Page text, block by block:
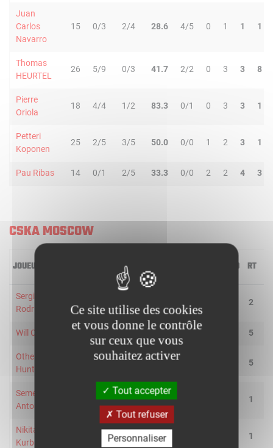
Juan
Carlos
Navarro
15 0/3 2/4 28.6 4/5 0 1 1 1
Thomas
HEURTEL
26 5/9 0/3 41.7 2/2 0 3 3 8
Pierre
Oriola
18 4/4 1/2 83.3 0/1 0 3 3 1
Petteri
Koponen
25 2/5 3/5 50.0 0/0 1 2 3 1
Pau Ribas 14 0/1 2/5 33.3 0/0 2 2 4 3
CSKA MOSCOW
JOUEUR 3R/3T RD RT
Sergio
Rodriguez
2
Will Clyburn 19 1/4 0/1 20.0 2/2 5
Othello
Hunter
2/4 0/1 40.0 5
Semen
Antonov
0/2 0/1 - 1
Nikita
Kurbanov
0/4 0/2 - 1
Ce site utilise des cookies
et vous donne le contrôle
sur ceux que vous
souhaitez activer
Tout accepter
Tout refuser
Personnaliser